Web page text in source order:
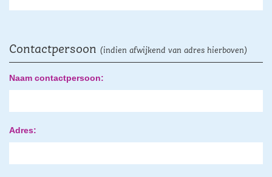
Contactpersoon (indien afwijkend van adres hierboven)
Naam contactpersoon:
Adres: